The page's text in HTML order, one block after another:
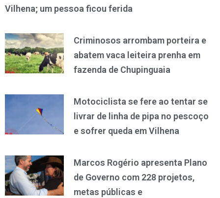
Vilhena; um pessoa ficou ferida
Criminosos arrombam porteira e
abatem vaca leiteira prenha em
fazenda de Chupinguaia
Motociclista se fere ao tentar se
livrar de linha de pipa no pescoço
e sofrer queda em Vilhena
Marcos Rogério apresenta Plano
de Governo com 228 projetos,
metas públicas e